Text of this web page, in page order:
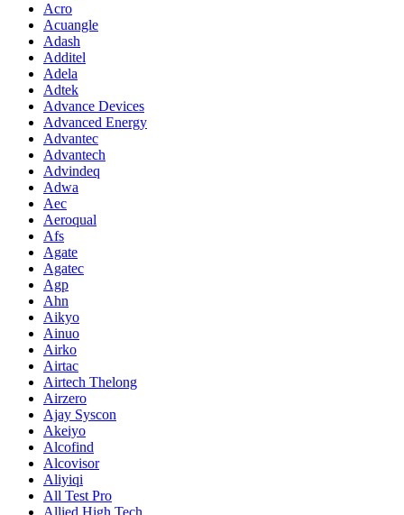
Acro
Acuangle
Adash
Additel
Adela
Adtek
Advance Devices
Advanced Energy
Advantec
Advantech
Advindeq
Adwa
Aec
Aeroqual
Afs
Agate
Agatec
Agp
Ahn
Aikyo
Ainuo
Airko
Airtac
Airtech Thelong
Airzero
Ajay Syscon
Akeiyo
Alcofind
Alcovisor
Aliyiqi
All Test Pro
Allied High Tech